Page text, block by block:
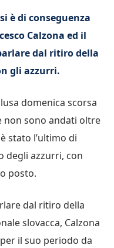
è di conseguenza
Calzona ed il
dal ritiro della
gli azzurri.
domenica scorsa
non sono andati oltre
stato l’ultimo di
degli azzurri, con
posto.
dal ritiro della
slovacca, Calzona
il suo periodo da